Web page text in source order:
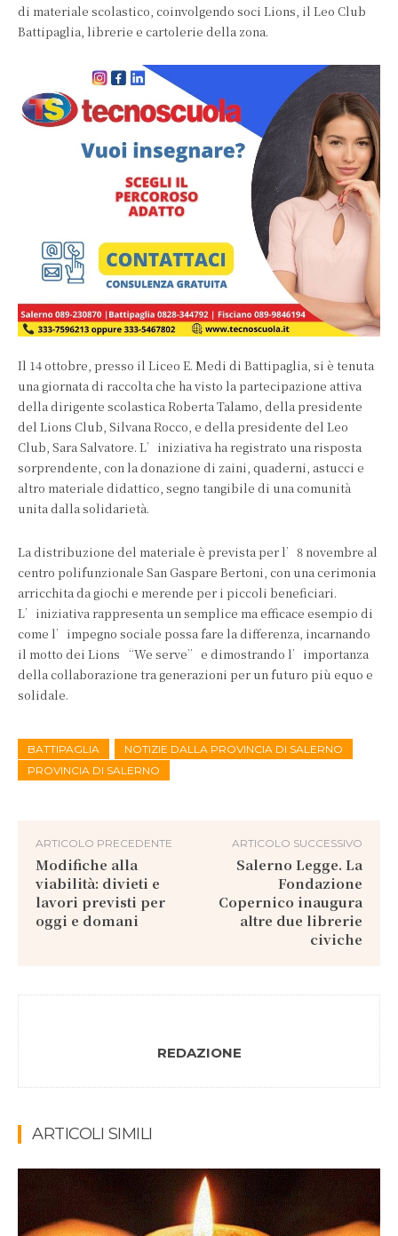
di materiale scolastico, coinvolgendo soci Lions, il Leo Club
Battipaglia, librerie e cartolerie della zona.
Il 14 ottobre, presso il Liceo E. Medi di Battipaglia, si è tenuta
una giornata di raccolta che ha visto la partecipazione attiva
della dirigente scolastica Roberta Talamo, della presidente
del Lions Club, Silvana Rocco, e della presidente del Leo
Club, Sara Salvatore. L’iniziativa ha registrato una risposta
sorprendente, con la donazione di zaini, quaderni, astucci e
altro materiale didattico, segno tangibile di una comunità
unita dalla solidarietà.
La distribuzione del materiale è prevista per l’8 novembre al
centro polifunzionale San Gaspare Bertoni, con una cerimonia
arricchita da giochi e merende per i piccoli beneficiari.
L’iniziativa rappresenta un semplice ma efficace esempio di
come l’impegno sociale possa fare la differenza, incarnando
il motto dei Lions “We serve” e dimostrando l’importanza
della collaborazione tra generazioni per un futuro più equo e
solidale.
BATTIPAGLIA
NOTIZIE DALLA PROVINCIA DI SALERNO
PROVINCIA DI SALERNO
ARTICOLO PRECEDENTE
Modifiche alla
viabilità: divieti e
lavori previsti per
oggi e domani
ARTICOLO SUCCESSIVO
Salerno Legge. La
Fondazione
Copernico inaugura
altre due librerie
civiche
REDAZIONE
ARTICOLI SIMILI